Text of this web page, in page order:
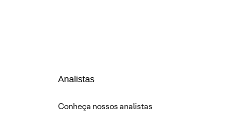
Analistas
Conheça nossos analistas